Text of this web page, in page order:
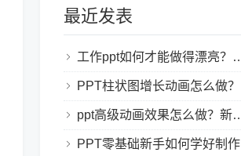
最近发表
工作ppt如何才能做得漂亮？职场PPT美化与制作技巧
PPT柱状图增长动画怎么做？实用的ppt技巧分享给你！
ppt高级动画效果怎么做？新手也能学会的亮眼PPT动画指南
PPT零基础新手如何学好制作PPT？新手入门全攻略